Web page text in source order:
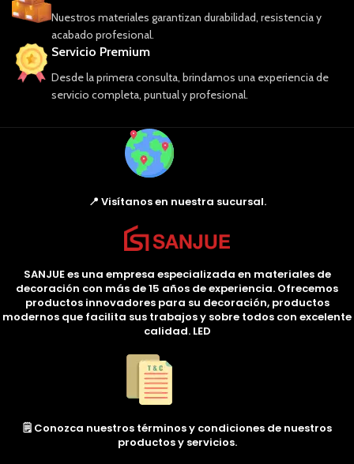
Nuestros materiales garantizan durabilidad, resistencia y
acabado profesional.
Servicio Premium
Desde la primera consulta, brindamos una experiencia de
servicio completa, puntual y profesional.
📍 Visítanos en nuestra sucursal.
SANJUE es una empresa especializada en materiales de
decoración con más de 15 años de experiencia. Ofrecemos
productos innovadores para su decoración, productos
modernos que facilita sus trabajos y sobre todos con excelente
calidad. LED
🗒️ Conozca nuestros términos y condiciones de nuestros
productos y servicios.